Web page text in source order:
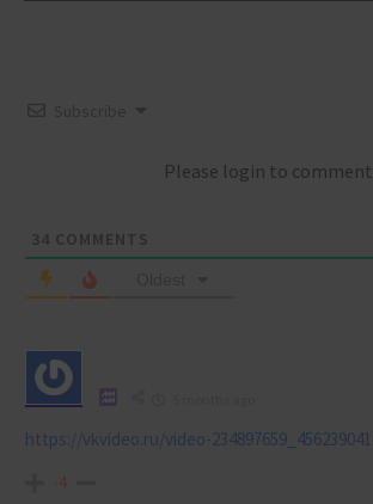
Please login to comment
34 COMMENTS
https://vkvideo.ru/video-234897659_456239041
-4